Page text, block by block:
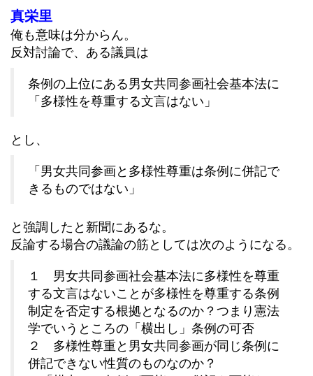
真栄里
俺も意味は分からん。
反対討論で、ある議員は
条例の上位にある男女共同参画社会基本法に
「多様性を尊重する文言はない」
とし、
「男女共同参画と多様性尊重は条例に併記で
きるものではない」
と強調したと新聞にあるな。
反論する場合の議論の筋としては次のようになる。
１ 男女共同参画社会基本法に多様性を尊重
する文言はないことが多様性を尊重する条例
制定を否定する根拠となるのか？つまり憲法
学でいうところの「横出し」条例の可否
２ 多様性尊重と男女共同参画が同じ条例に
併記できない性質のものなのか？